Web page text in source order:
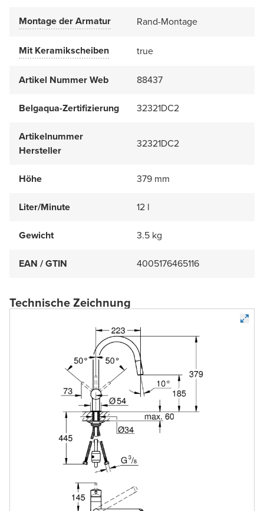
Montage der Armatur Rand-Montage
Mit Keramikscheiben true
Artikel Nummer Web 88437
Belgaqua-Zertifizierung 32321DC2
Artikelnummer
Hersteller
32321DC2
Höhe 379 mm
Liter/Minute 12 l
Gewicht 3.5 kg
EAN / GTIN 4005176465116
Technische Zeichnung